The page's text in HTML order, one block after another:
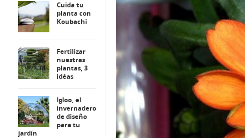
Cuida tu
planta con
Koubachi
Fertilizar
nuestras
plantas, 3
idéas
Igloo, el
invernadero
de diseño
para tu
jardín